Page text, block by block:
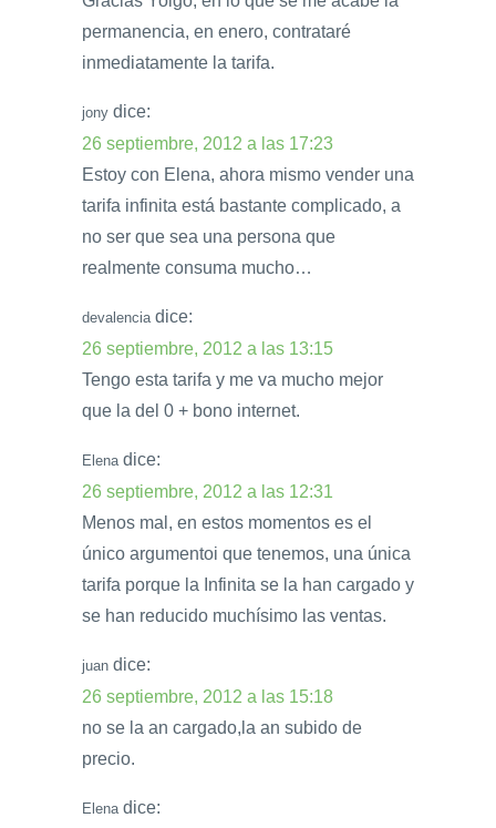
permanencia, en enero, contrataré
inmediatamente la tarifa.
jony dice:
26 septiembre, 2012 a las 17:23
Estoy con Elena, ahora mismo vender una
tarifa infinita está bastante complicado, a
no ser que sea una persona que
realmente consuma mucho…
devalencia dice:
26 septiembre, 2012 a las 13:15
Tengo esta tarifa y me va mucho mejor
que la del 0 + bono internet.
Elena dice:
26 septiembre, 2012 a las 12:31
Menos mal, en estos momentos es el
único argumentoi que tenemos, una única
tarifa porque la Infinita se la han cargado y
se han reducido muchísimo las ventas.
juan dice:
26 septiembre, 2012 a las 15:18
no se la an cargado,la an subido de
precio.
Elena dice: